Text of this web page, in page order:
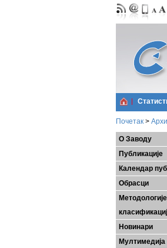
Почетак >
О Заводу
Публикације
Календар
Обрасци
Новинари
Мултимедија